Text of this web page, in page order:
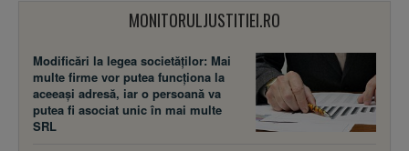
MONITORULJUSTITIEI.RO
Modificări la legea societăţilor: Mai
multe firme vor putea funcţiona la
aceeaşi adresă, iar o persoană va
putea fi asociat unic în mai multe
SRL